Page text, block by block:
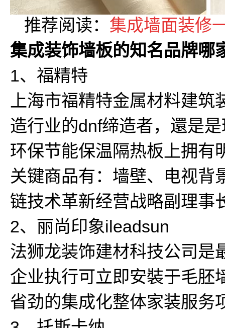
推荐阅读： 集成墙面装修
集成装饰墙板的知名品牌哪
1、福精特
上海市福精特金属材料建
造行业的dnf缔造者，還是
环保节能保温隔热板上拥有
关键商品有：墙壁、电视背
链技术革新经营战略副理事
2、丽尚印象ileadsun
法狮龙装饰建材科技公司是
企业执行可立即安裝于毛胚
省劲的集成化整体家装服务